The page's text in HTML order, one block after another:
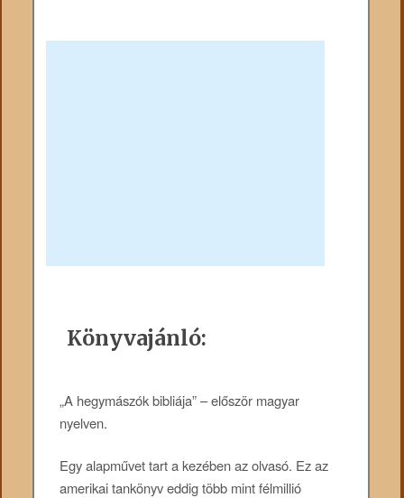
Könyvajánló:
„A hegymászók bibliája” – először magyar
nyelven.
Egy alapművet tart a kezében az olvasó. Ez az
amerikai tankönyv eddig több mint félmillió